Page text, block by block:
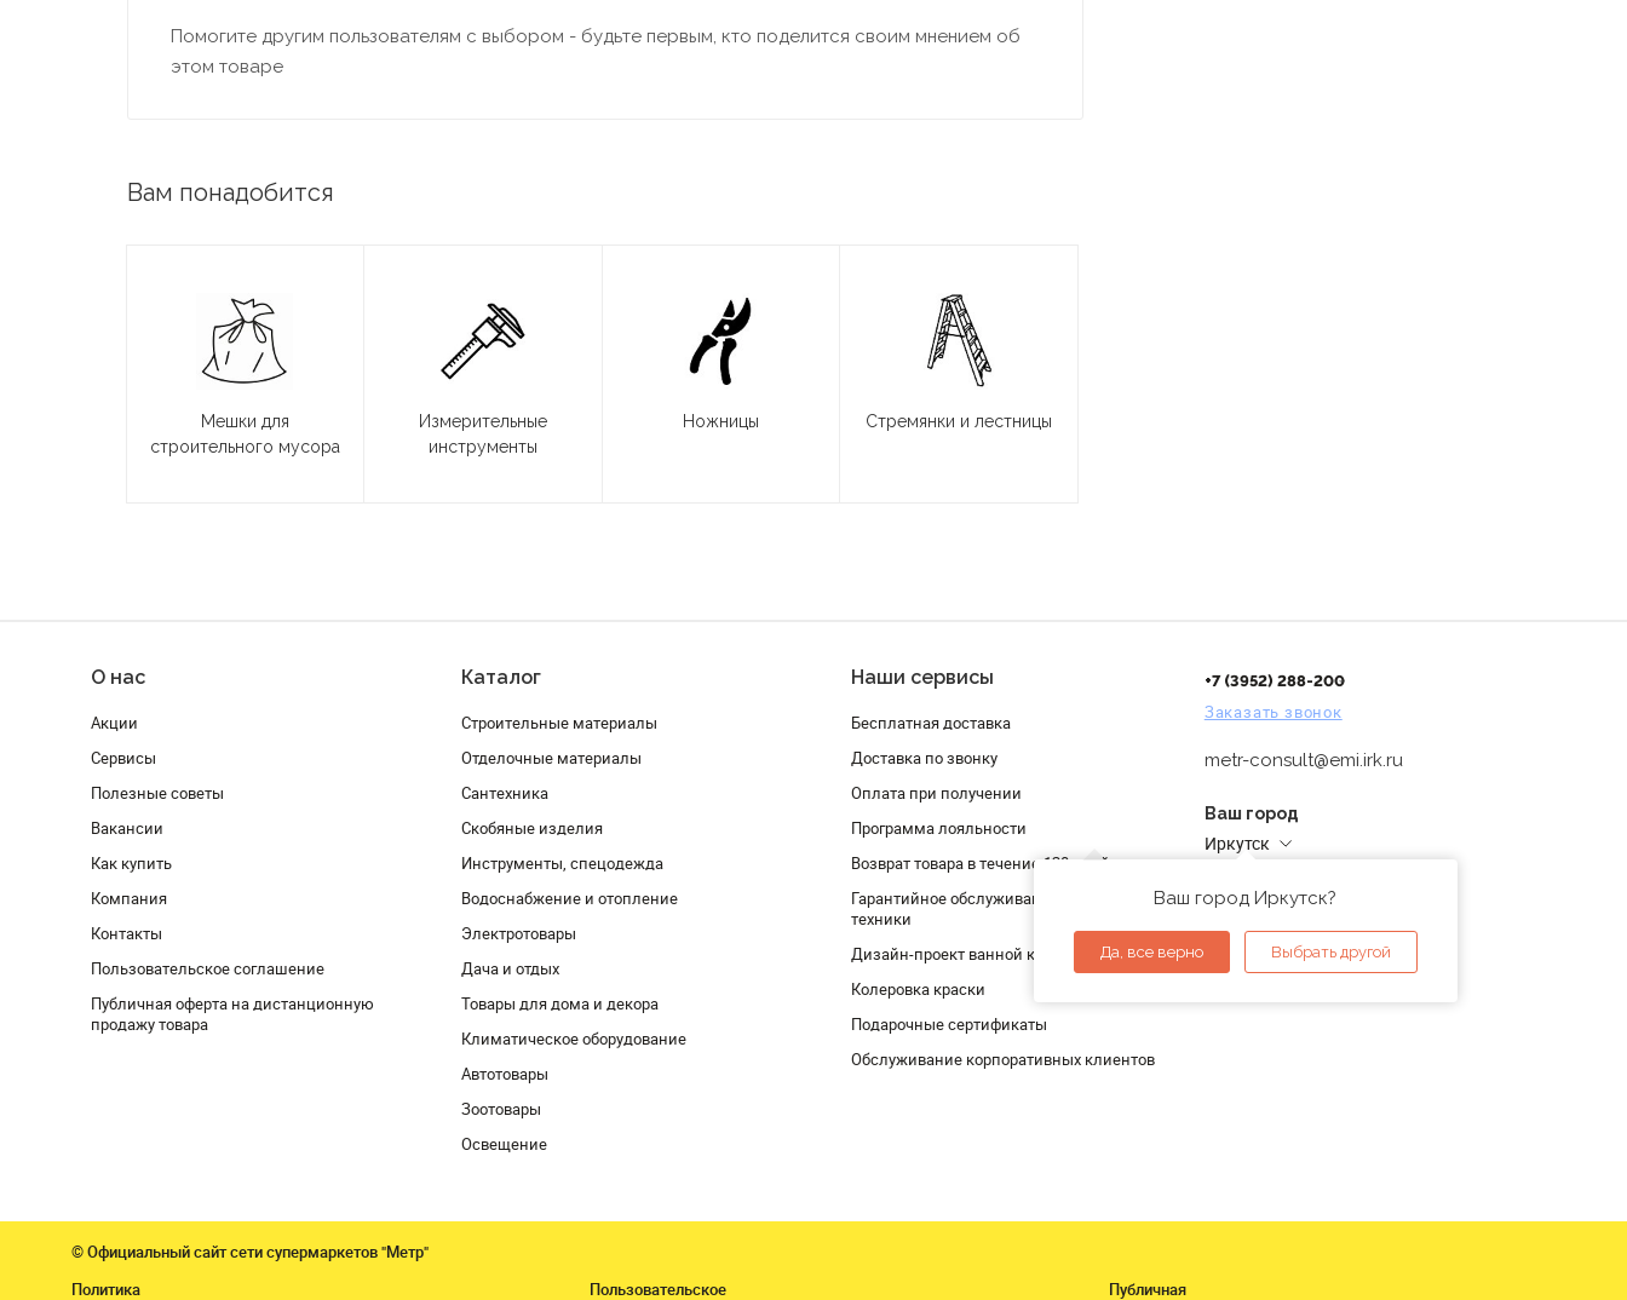
Помогите другим пользователям с выбором - будьте первым, кто поделится своим мнением об
этом товаре
Вам понадобится
Мешки для
строительного мусора
Измерительные
инструменты
Ножницы Стремянки и лестницы
О нас
Акции
Сервисы
Полезные советы
Вакансии
Как купить
Компания
Контакты
Пользовательское соглашение
Публичная оферта на дистанционную
продажу товара
Каталог
Строительные материалы
Отделочные материалы
Сантехника
Скобяные изделия
Инструменты, спецодежда
Водоснабжение и отопление
Электротовары
Дача и отдых
Товары для дома и декора
Климатическое оборудование
Автотовары
Зоотовары
Освещение
Наши сервисы
Бесплатная доставка
Доставка по звонку
Оплата при получении
Программа лояльности
Возврат товара в течение 120 дней
Гарантийное обслуживание и проверка
техники
Дизайн-проект ванной комнаты
Колеровка краски
Подарочные сертификаты
Обслуживание корпоративных клиентов
+7 (3952) 288-200
Заказать звонок
metr-consult@emi.irk.ru
Ваш город
Иркутск
Ваш город Иркутск?
Да, все верно Выбрать другой
© Официальный сайт сети супермаркетов "Метр"
Политика
Пользовательское Публичная